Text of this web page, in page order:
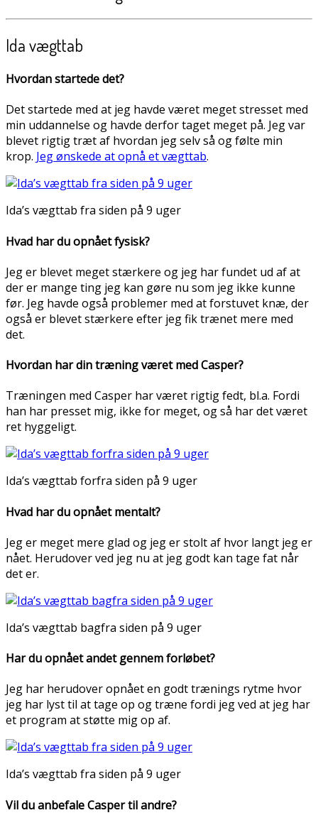
Ida vægttab
Hvordan startede det?
Det startede med at jeg havde været meget stresset med
min uddannelse og havde derfor taget meget på. Jeg var
blevet rigtig træt af hvordan jeg selv så og følte min
krop. Jeg ønskede at opnå et vægttab.
Ida’s vægttab fra siden på 9 uger
Hvad har du opnået fysisk?
Jeg er blevet meget stærkere og jeg har fundet ud af at
der er mange ting jeg kan gøre nu som jeg ikke kunne
før. Jeg havde også problemer med at forstuvet knæ, der
også er blevet stærkere efter jeg fik trænet mere med
det.
Hvordan har din træning været med Casper?
Træningen med Casper har været rigtig fedt, bl.a. Fordi
han har presset mig, ikke for meget, og så har det været
ret hyggeligt.
Ida’s vægttab forfra siden på 9 uger
Hvad har du opnået mentalt?
Jeg er meget mere glad og jeg er stolt af hvor langt jeg er
nået. Herudover ved jeg nu at jeg godt kan tage fat når
det er.
Ida’s vægttab bagfra siden på 9 uger
Har du opnået andet gennem forløbet?
Jeg har herudover opnået en godt trænings rytme hvor
jeg har lyst til at tage op og træne fordi jeg ved at jeg har
et program at støtte mig op af.
Ida’s vægttab fra siden på 9 uger
Vil du anbefale Casper til andre?